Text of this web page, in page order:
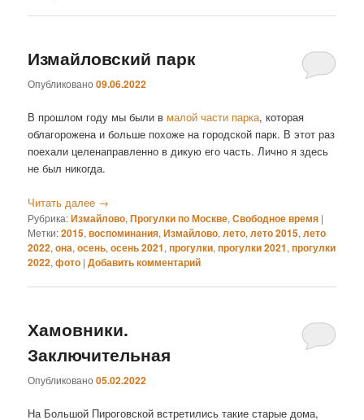
Измайловский парк
Опубликовано09.06.2022
В прошлом году мы были в малой части парка, которая
облагорожена и больше похоже на городской парк. В этот раз
поехали целенаправленно в дикую его часть. Лично я здесь
не был никогда.
Читать далее →
Рубрика:Измайлово,Прогулки по Москве,Свободное время |
Метки:2015,воспоминания,Измайлово,лето,лето 2015,лето
2022,она,осень,осень 2021,прогулки,прогулки 2021,прогулки
2022,фото |Добавить комментарий
Хамовники.
Заключительная
Опубликовано05.02.2022
На Большой Пироговской встретились такие старые дома,